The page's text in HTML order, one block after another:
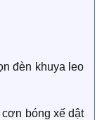
đèn khuya leo
cơn bóng xế dật